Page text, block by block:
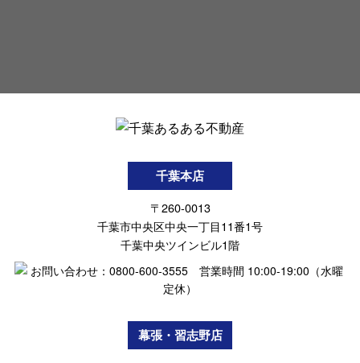
千葉本店
〒260-0013
千葉市中央区中央一丁目11番1号
千葉中央ツインビル1階
幕張・習志野店